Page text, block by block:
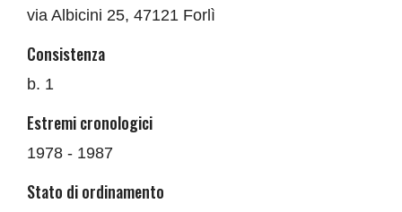
via Albicini 25, 47121 Forlì
Consistenza
b. 1
Estremi cronologici
1978 - 1987
Stato di ordinamento